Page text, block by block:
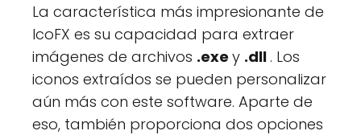
La característica más impresionante de
IcoFX es su capacidad para extraer
imágenes de archivos .exe y .dll. Los
iconos extraídos se pueden personalizar
aún más con este software. Aparte de
eso, también proporciona dos opciones